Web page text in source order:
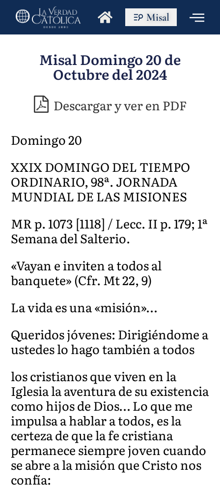
Misal
Misal Domingo 20 de
Octubre del 2024
Descargar y ver en PDF
Domingo 20
XXIX DOMINGO DEL TIEMPO
ORDINARIO, 98ª. JORNADA
MUNDIAL DE LAS MISIONES
MR p. 1073 [1118] / Lecc. II p. 179; 1ª
Semana del Salterio.
«Vayan e inviten a todos al
banquete» (Cfr. Mt 22, 9)
La vida es una «misión»…
Queridos jóvenes: Dirigiéndome a
ustedes lo hago también a todos
los cristianos que viven en la
Iglesia la aventura de su existencia
como hijos de Dios… Lo que me
impulsa a hablar a todos, es la
certeza de que la fe cristiana
permanece siempre joven cuando
se abre a la misión que Cristo nos
confía: